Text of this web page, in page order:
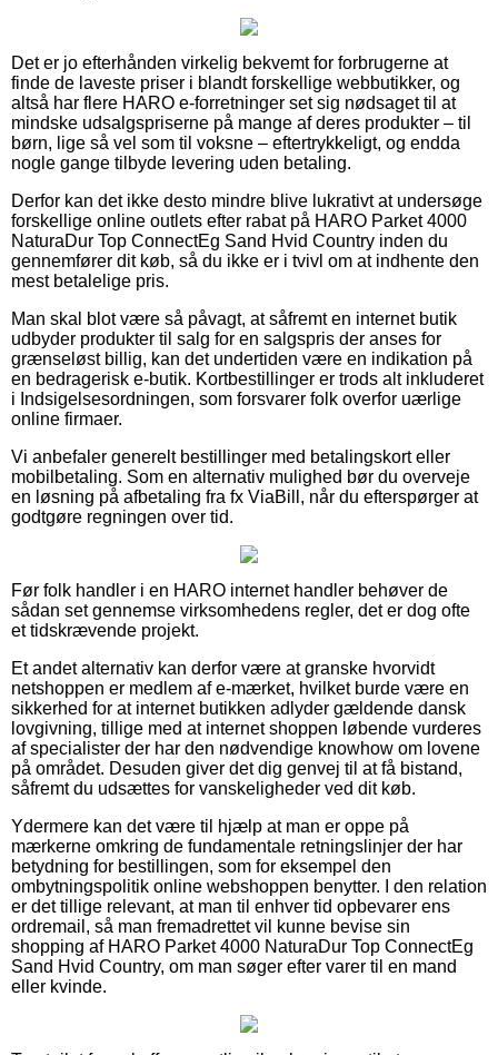
Det er jo efterhånden virkelig bekvemt for forbrugerne at
finde de laveste priser i blandt forskellige webbutikker, og
altså har flere HARO e-forretninger set sig nødsaget til at
mindske udsalgspriserne på mange af deres produkter – til
børn, lige så vel som til voksne – eftertrykkeligt, og endda
nogle gange tilbyde levering uden betaling.
Derfor kan det ikke desto mindre blive lukrativt at undersøge
forskellige online outlets efter rabat på HARO Parket 4000
NaturaDur Top ConnectEg Sand Hvid Country inden du
gennemfører dit køb, så du ikke er i tvivl om at indhente den
mest betalelige pris.
Man skal blot være så påvagt, at såfremt en internet butik
udbyder produkter til salg for en salgspris der anses for
grænseløst billig, kan det undertiden være en indikation på
en bedragerisk e-butik. Kortbestillinger er trods alt inkluderet
i Indsigelsesordningen, som forsvarer folk overfor uærlige
online firmaer.
Vi anbefaler generelt bestillinger med betalingskort eller
mobilbetaling. Som en alternativ mulighed bør du overveje
en løsning på afbetaling fra fx ViaBill, når du efterspørger at
godtgøre regningen over tid.
Før folk handler i en HARO internet handler behøver de
sådan set gennemse virksomhedens regler, det er dog ofte
et tidskrævende projekt.
Et andet alternativ kan derfor være at granske hvorvidt
netshoppen er medlem af e-mærket, hvilket burde være en
sikkerhed for at internet butikken adlyder gældende dansk
lovgivning, tillige med at internet shoppen løbende vurderes
af specialister der har den nødvendige knowhow om lovene
på området. Desuden giver det dig genvej til at få bistand,
såfremt du udsættes for vanskeligheder ved dit køb.
Ydermere kan det være til hjælp at man er oppe på
mærkerne omkring de fundamentale retningslinjer der har
betydning for bestillingen, som for eksempel den
ombytningspolitik online webshoppen benytter. I den relation
er det tillige relevant, at man til enhver tid opbevarer ens
ordremail, så man fremadrettet vil kunne bevise sin
shopping af HARO Parket 4000 NaturaDur Top ConnectEg
Sand Hvid Country, om man søger efter varer til en mand
eller kvinde.